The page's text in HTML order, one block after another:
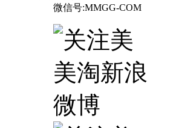
微信号:MMGG-COM